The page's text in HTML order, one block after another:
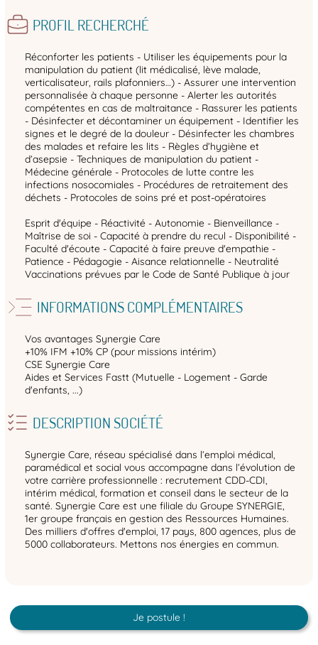
PROFIL RECHERCHÉ
Réconforter les patients - Utiliser les équipements pour la
manipulation du patient (lit médicalisé, lève malade,
verticalisateur, rails plafonniers…) - Assurer une intervention
personnalisée à chaque personne - Alerter les autorités
compétentes en cas de maltraitance - Rassurer les patients
- Désinfecter et décontaminer un équipement - Identifier les
signes et le degré de la douleur - Désinfecter les chambres
des malades et refaire les lits - Règles d’hygiène et
d’asepsie - Techniques de manipulation du patient -
Médecine générale - Protocoles de lutte contre les
infections nosocomiales - Procédures de retraitement des
déchets - Protocoles de soins pré et post-opératoires
Esprit d'équipe - Réactivité - Autonomie - Bienveillance -
Maîtrise de soi - Capacité à prendre du recul - Disponibilité -
Faculté d'écoute - Capacité à faire preuve d'empathie -
Patience - Pédagogie - Aisance relationnelle - Neutralité
Vaccinations prévues par le Code de Santé Publique à jour
INFORMATIONS COMPLÉMENTAIRES
Vos avantages Synergie Care
+10% IFM +10% CP (pour missions intérim)
CSE Synergie Care
Aides et Services Fastt (Mutuelle - Logement - Garde
d'enfants, ...)
DESCRIPTION SOCIÉTÉ
Synergie Care, réseau spécialisé dans l’emploi médical,
paramédical et social vous accompagne dans l’évolution de
votre carrière professionnelle : recrutement CDD-CDI,
intérim médical, formation et conseil dans le secteur de la
santé. Synergie Care est une filiale du Groupe SYNERGIE,
1er groupe français en gestion des Ressources Humaines.
Des milliers d'offres d'emploi, 17 pays, 800 agences, plus de
5000 collaborateurs. Mettons nos énergies en commun.
Je postule !